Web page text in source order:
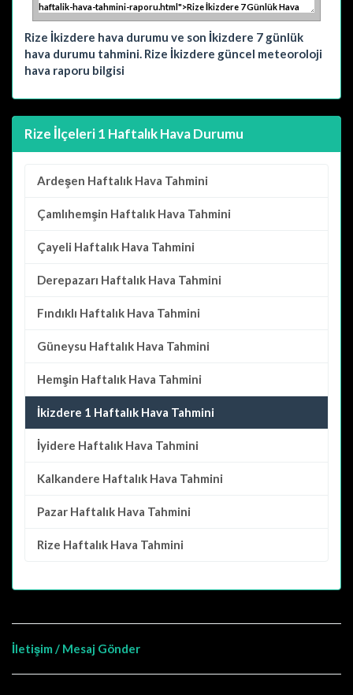
Rize İkizdere hava durumu ve son İkizdere 7 günlük
hava durumu tahmini. Rize İkizdere güncel meteoroloji
hava raporu bilgisi
Rize İlçeleri 1 Haftalık Hava Durumu
Ardeşen Haftalık Hava Tahmini
Çamlıhemşin Haftalık Hava Tahmini
Çayeli Haftalık Hava Tahmini
Derepazarı Haftalık Hava Tahmini
Fındıklı Haftalık Hava Tahmini
Güneysu Haftalık Hava Tahmini
Hemşin Haftalık Hava Tahmini
İkizdere 1 Haftalık Hava Tahmini
İyidere Haftalık Hava Tahmini
Kalkandere Haftalık Hava Tahmini
Pazar Haftalık Hava Tahmini
Rize Haftalık Hava Tahmini
İletişim / Mesaj Gönder